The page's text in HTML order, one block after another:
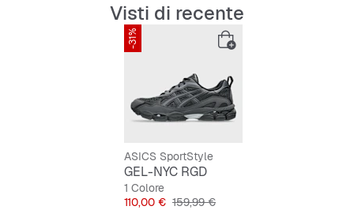
Soletta comoda e ammortizzante
Suola esterna flessibile e antiscivolo
Design low-cut per più libertà di movimento
Lacci per una calzata sicura
Visti di recente
-31%
ASICS SportStyle
GEL-NYC RGD
1 Colore
Prezzo
110,00 € Prezzo originale
159,99 €